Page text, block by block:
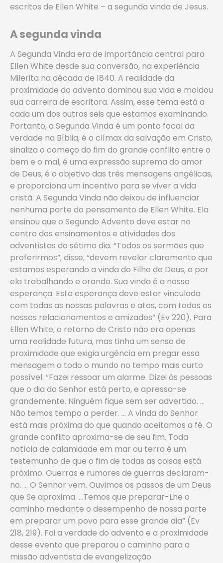
escritos de Ellen White – a segunda vinda de Jesus.
A segunda vinda
A Segunda Vinda era de importância central para
Ellen White desde sua conversão, na experiência
Milerita na década de 1840. A realidade da
proximidade do advento dominou sua vida e moldou
sua carreira de escritora. Assim, esse tema está a
cada um dos outros seis que estamos examinando.
Portanto, a Segunda Vinda é um ponto focal da
verdade na Bíblia, é o clímax da salvação em Cristo,
sinaliza o começo do fim do grande conflito entre o
bem e o mal, é uma expressão suprema do amor
de Deus, é o objetivo das três mensagens angélicas,
e proporciona um incentivo para se viver a vida
cristã. A Segunda Vinda não deixou de influenciar
nenhuma parte do pensamento de Ellen White. Ela
ensinou que o Segundo Advento deve estar no
centro dos ensinamentos e atividades dos
adventistas do sétimo dia. “Todos os sermões que
proferirmos”, disse, “devem revelar claramente que
estamos esperando a vinda do Filho de Deus, e por
ela trabalhando e orando. Sua vinda é a nossa
esperança. Esta esperança deve estar vinculada
com todas as nossas palavras e atos, com todos os
nossos relacionamentos e amizades” (Ev 220). Para
Ellen White, o retorno de Cristo não era apenas
uma realidade futura, mas tinha um senso de
proximidade que exigia urgência em pregar essa
mensagem a todo o mundo no tempo mais curto
possível. “Fazei ressoar um alarme. Dizei às pessoas
que o dia do Senhor está perto, e apressa-se
grandemente. Ninguém fique sem ser advertido. …
Não temos tempo a perder. … A vinda do Senhor
está mais próxima do que quando aceitamos a fé. O
grande conflito aproxima-se de seu fim. Toda
notícia de calamidade em mar ou terra é um
testemunho de que o fim de todas as coisas está
próximo. Guerras e rumores de guerras declaram-
no. … O Senhor vem. Ouvimos os passos de um Deus
que Se aproxima. …Temos que preparar-Lhe o
caminho mediante o desempenho de nossa parte
em preparar um povo para esse grande dia” (Ev
218, 219). Foi a verdade do advento e a proximidade
desse evento que preparou o caminho para a
missão adventista de evangelização.